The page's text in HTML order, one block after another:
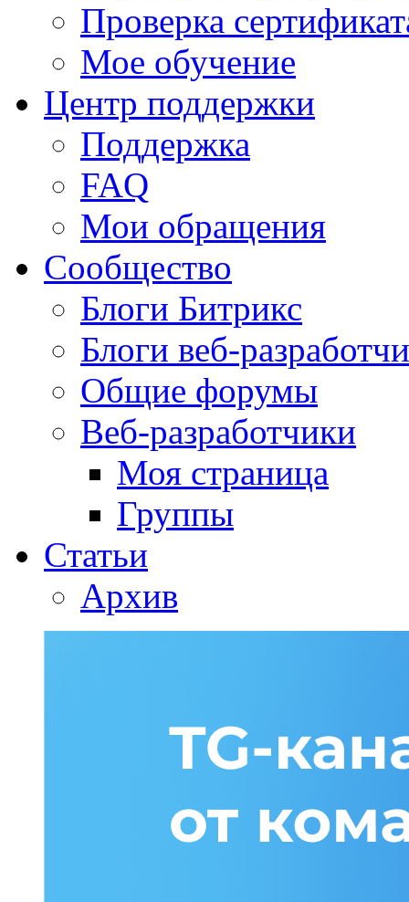
Проверка
Мое обучение
Центр поддержки
Поддержка
FAQ
Мои обращения
Сообщество
Блоги Битрикс
Блоги веб-
Общие форумы
Веб-разработчики
Моя страница
Группы
Статьи
Архив